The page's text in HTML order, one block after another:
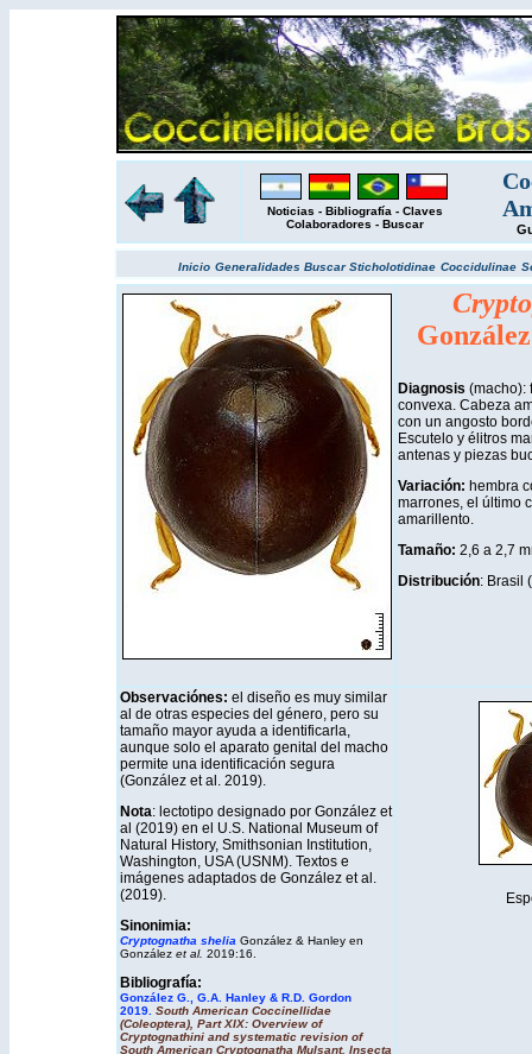
Noticias - Bibliografía - Claves
Colaboradores - Buscar
Inicio Generalidades BuscarSticholotidinae Coccidulinae
Diagnosis (macho):
convexa. Cabeza
con un angosto
Escutelo y élitros
antenas y piezas
Variación: hembra
marrones, el último
amarillento.
Tamaño: 2,6 a 2,7
Distribución: Brasil
Observaciónes: el diseño es muy similar
al de otras especies del género, pero su
tamaño mayor ayuda a identificarla,
aunque solo el aparato genital del macho
permite una identificación segura
(González et al. 2019).
Nota: lectotipo designado por González et
al (2019) en el U.S. National Museum of
Natural History, Smithsonian Institution,
Washington, USA (USNM). Textos e
imágenes adaptados de González et al.
(2019).
Sinonimia:
Cryptognatha shelia González & Hanley en
González et al. 2019:16.
Bibliografía:
González G., G.A. Hanley & R.D. Gordon
2019. South American Coccinellidae
(Coleoptera), Part XIX: Overview of
Cryptognathini and systematic revision of
South American Cryptognatha Mulsant. Insecta